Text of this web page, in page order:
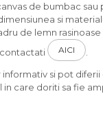
de bumbac
si
de lemn
AICI
.
si pot
care doriti sa fie